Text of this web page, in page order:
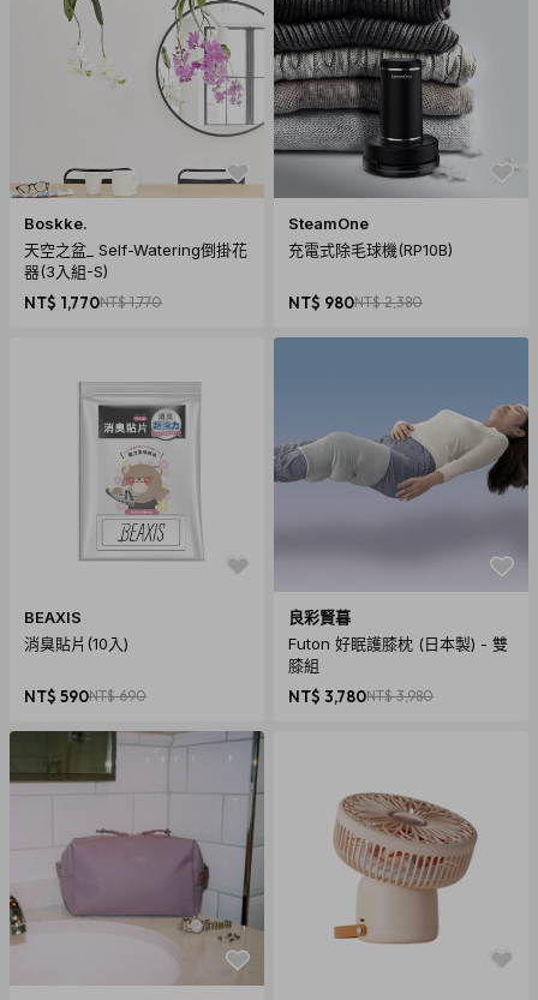
商品規格
產地：印度
尺寸：直徑150cm
重量：950g
內容物：圓形海灘巾- 夢幻
Boskke.
天空之盆_ Self-Watering倒掛花
器(3入組-S)
NT$ 1,770NT$ 1,770
SteamOne
充電式除毛球機(RP10B)
NT$ 980NT$ 2,380
BEAXIS
消臭貼片(10入)
NT$ 590NT$ 690
良彩賢暮
Futon 好眠護膝枕 (日本製) - 雙
膝組
NT$ 3,780NT$ 3,980